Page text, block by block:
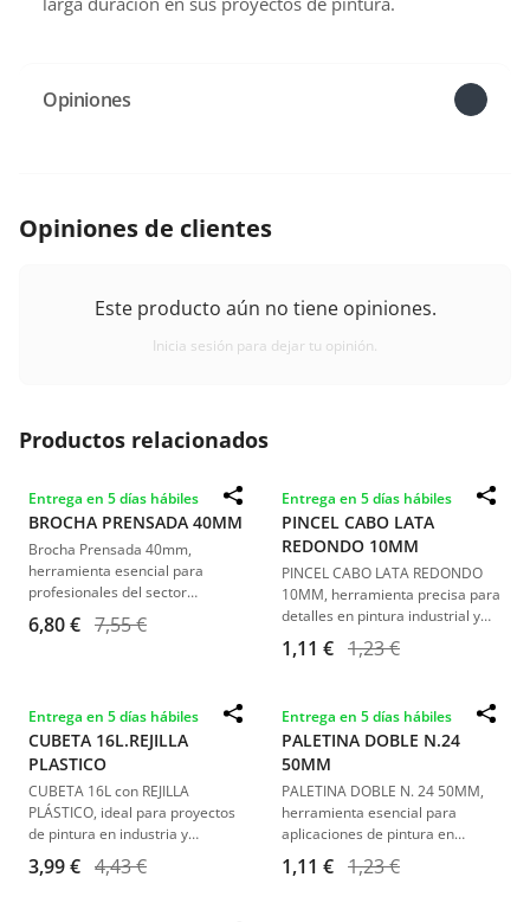
Opiniones
Opiniones de clientes
Este producto aún no tiene opiniones.
Inicia sesión para dejar tu opinión.
Productos relacionados
Entrega en 5 días hábiles
BROCHA PRENSADA 40MM
Brocha Prensada 40mm,
herramienta esencial para
profesionales del sector
industrial y automotriz. Fabricada
con cerdas naturales y diseño
para trabajos con pinturas
plásticas y látex sobre
superficies lisas.
6,80 € 7,55 €
Entrega en 5 días hábiles
PINCEL CABO LATA
REDONDO 10MM
PINCEL CABO LATA REDONDO
10MM, herramienta precisa para
detalles en pintura industrial y
automotriz. Tamaño ideal y alta
calidad.
1,11 € 1,23 €
Entrega en 5 días hábiles
CUBETA 16L.REJILLA
PLASTICO
CUBETA 16L con REJILLA
PLÁSTICO, ideal para proyectos
de pintura en industria y
automoción. Gran capacidad y
diseño práctico.
3,99 € 4,43 €
Entrega en 5 días hábiles
PALETINA DOBLE N.24
50MM
PALETINA DOBLE N. 24 50MM,
herramienta esencial para
aplicaciones de pintura en
industria y automoción. Diseño
robusto y eficiente para un
1,11 € 1,23 €